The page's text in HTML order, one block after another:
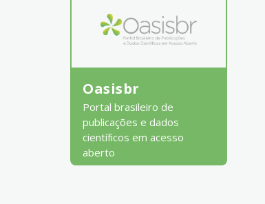
Oasisbr
Portal brasileiro de
publicações e dados
científicos em acesso
aberto